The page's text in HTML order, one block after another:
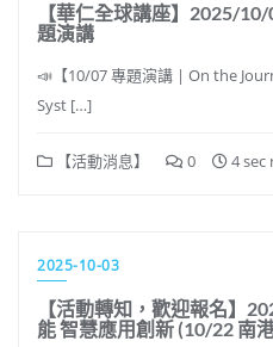
【華仁全球講座】2025/
題演講
📣【10/07 專題演講 | On the
Syst […]
【活動消息】 0 4 sec
2025-10-03
【活動轉知，歡迎報名】
能 智慧應用創新 (10/22 南